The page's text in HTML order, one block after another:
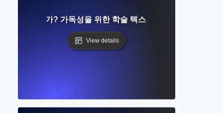
이란 무엇인가? 가독성을 위한 학술 텍스트 포맷팅 완벽 가이드
View details